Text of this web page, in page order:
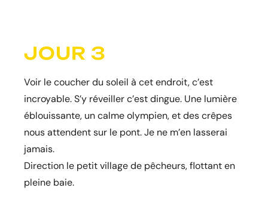
JOUR 3
Voir le coucher du soleil à cet endroit, c’est
incroyable. S’y réveiller c’est dingue. Une lumière
éblouissante, un calme olympien, et des crêpes
nous attendent sur le pont. Je ne m’en lasserai
jamais.
Direction le petit village de pêcheurs, flottant en
pleine baie.